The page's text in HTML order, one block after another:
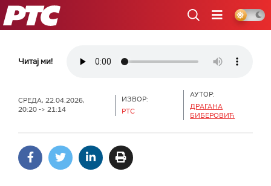
РТС
Читај ми!
СРЕДА, 22.04.2026,
20:20 -> 21:14
ИЗВОР:
РТС
АУТОР:
ДРАГАНА
БИБЕРОВИЋ